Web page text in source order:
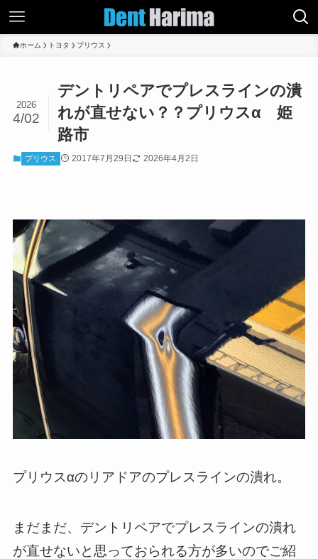
ホーム トヨタ プリウス
デントリペアでプレスラインの潰
れが直せない？？プリウスα 姫
路市
2026
4/02
プリウス 2017年7月29日 2026年4月2日
プリウスαのリアドアのプレスラインの潰れ。
まだまだ、デントリペアでプレスラインの潰れ
が直せないと思っておられる方が多いのでご紹